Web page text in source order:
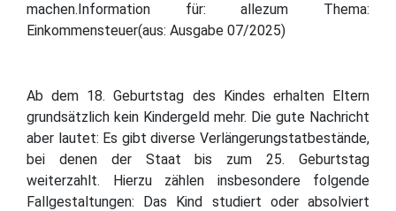
machen.Information für: allezum Thema:
Einkommensteuer(aus: Ausgabe 07/2025)
Ab dem 18. Geburtstag des Kindes erhalten Eltern
grundsätzlich kein Kindergeld mehr. Die gute Nachricht
aber lautet: Es gibt diverse Verlängerungstatbestände,
bei denen der Staat bis zum 25. Geburtstag
weiterzahlt. Hierzu zählen insbesondere folgende
Fallgestaltungen: Das Kind studiert oder absolviert